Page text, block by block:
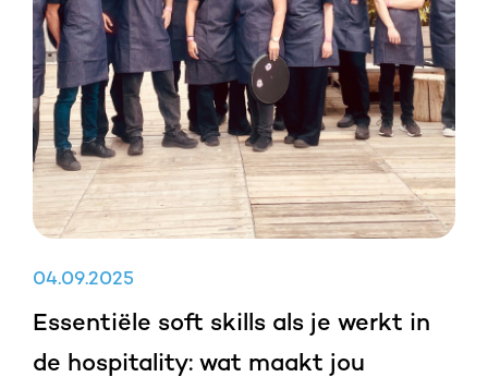
04.09.2025
Essentiële soft skills als je werkt in
de hospitality: wat maakt jou